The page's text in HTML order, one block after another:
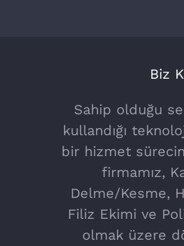
Biz
Sahip olduğu
kullandığı
bir hizmet
firmamız,
Delme/Kesme,
Filiz Ekimi ve
olmak üzere